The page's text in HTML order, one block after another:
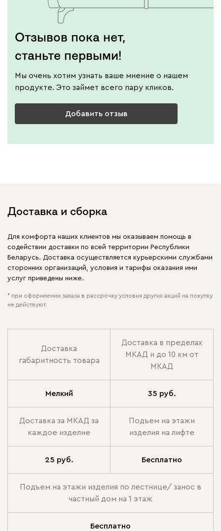
Отзывов пока нет,
станьте первыми!
Мы очень хотим узнать ваше мнение о нашем
продукте. Это займет всего пару кликов.
Добавить отзыв
Доставка и сборка
Для комфорта наших клиентов мы оказываем помощь в
содействии доставки по всей территории Республики
Беларусь. Доставка осуществляется курьерскими службами
сторонних организаций, условия и тарифы оказания ими
услуг приведены ниже.
* при оформлении заказа в рассрочку условия других акций на покупку
не действуют.
Доставка
габаритность товара
Доставка в пределах
МКАД и до 10 км от
МКАД
Мелкий 35 руб.
Доставка за МКАД за
каждое изделие
Подъем на этажи
изделия на лифте
25 руб. Бесплатно
Подъем на этажи изделия по лестнице/ занос в
частный дом на 1 этаж
Бесплатно